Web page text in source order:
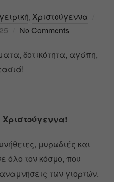
, Χριστούγεννα
No Comments
δοτικότητα, αγάπη,
Χριστούγεννα!
μυρωδιές και
όλο τον κόσμο, που
των γιορτών.